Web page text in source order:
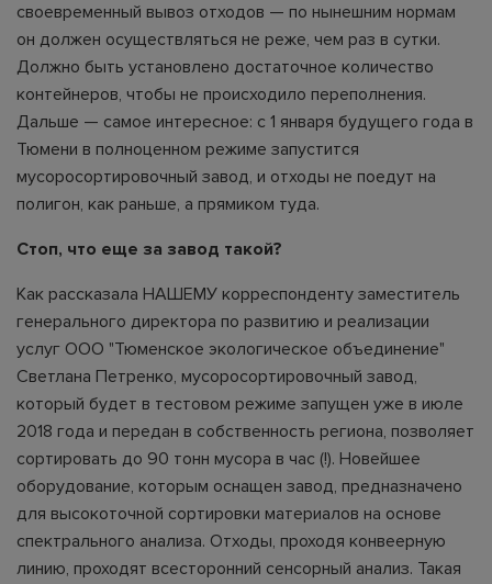
своевременный вывоз отходов — по нынешним нормам
он должен осуществляться не реже, чем раз в сутки.
Должно быть установлено достаточное количество
контейнеров, чтобы не происходило переполнения.
Дальше — самое интересное: с 1 января будущего года в
Тюмени в полноценном режиме запустится
мусоросортировочный завод, и отходы не поедут на
полигон, как раньше, а прямиком туда.
Стоп, что еще за завод такой?
Как рассказала НАШЕМУ корреспонденту заместитель
генерального директора по развитию и реализации
услуг ООО "Тюменское экологическое объединение"
Светлана Петренко, мусоросортировочный завод,
который будет в тестовом режиме запущен уже в июле
2018 года и передан в собственность региона, позволяет
сортировать до 90 тонн мусора в час (!). Новейшее
оборудование, которым оснащен завод, предназначено
для высокоточной сортировки материалов на основе
спектрального анализа. Отходы, проходя конвеерную
линию, проходят всесторонний сенсорный анализ. Такая